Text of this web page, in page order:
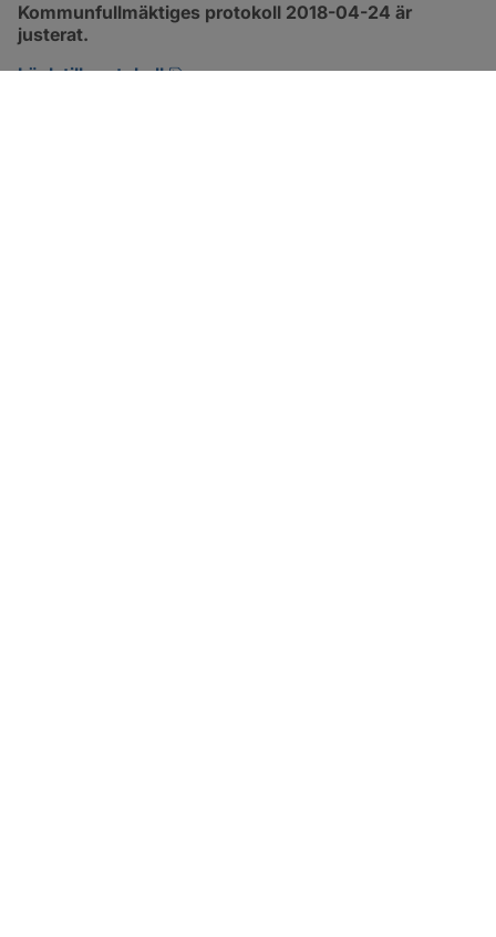
Kommunfullmäktiges protokoll 2018-04-24 är
justerat.
Länk till protokoll
pdf, 2.9 MB, öppnas i nytt fönster.